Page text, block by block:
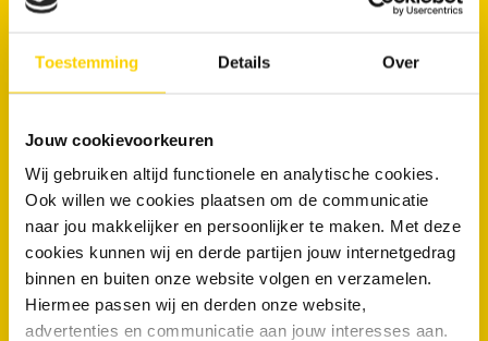
Toestemming Details Over
Jouw cookievoorkeuren
Wij gebruiken altijd functionele en analytische cookies.
Ook willen we cookies plaatsen om de communicatie
naar jou makkelijker en persoonlijker te maken. Met deze
cookies kunnen wij en derde partijen jouw internetgedrag
binnen en buiten onze website volgen en verzamelen.
Hiermee passen wij en derden onze website,
advertenties en communicatie aan jouw interesses aan.
Contact
088 - 030 13 13
Offerteaanvraag
Vragen of suggesties